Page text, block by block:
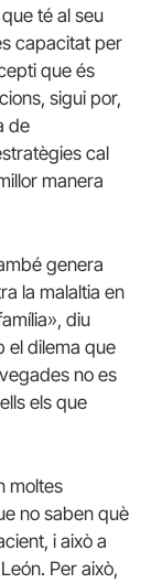
té al seu
capacitat per
que és
sigui por,
de
cal
manera
genera
la malaltia en
diu
el dilema que
no es
els que
moltes
no saben què
i això a
Per això,